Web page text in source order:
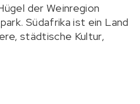
der Weinregion
Südafrika ist ein Land
städtische Kultur,